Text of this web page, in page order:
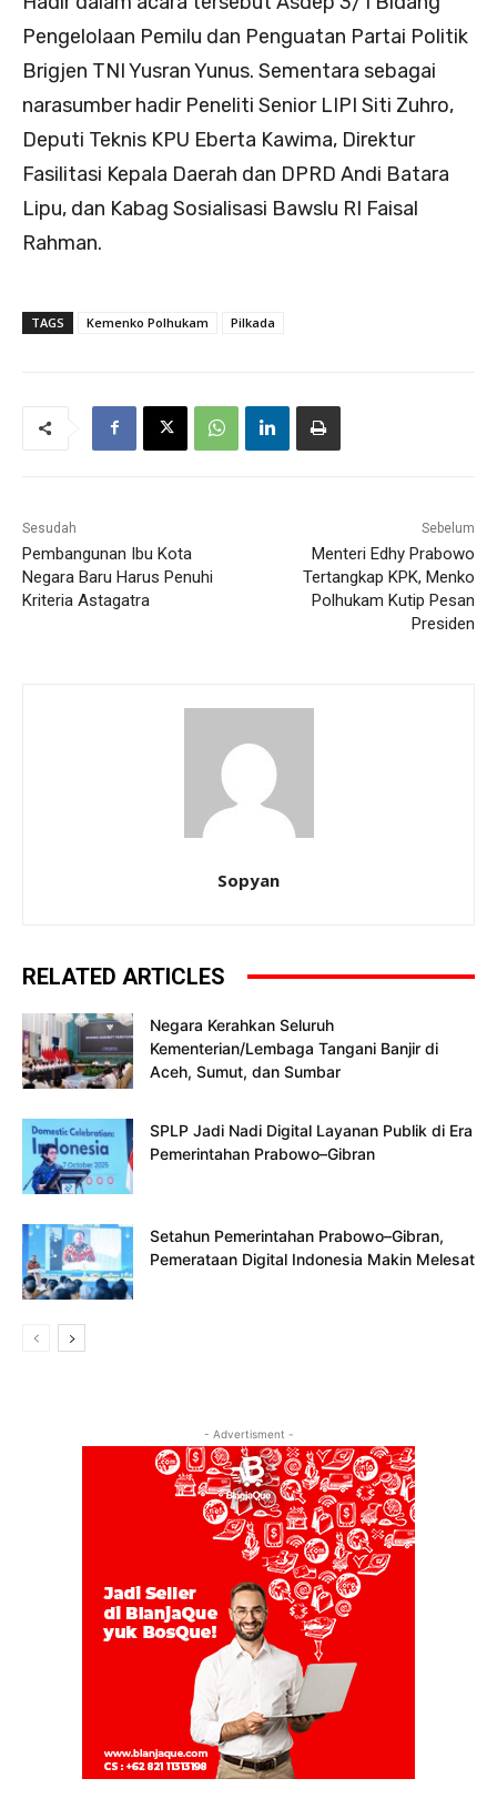
Pengelolaan Pemilu dan Penguatan Partai Politik
Brigjen TNI Yusran Yunus. Sementara sebagai
narasumber hadir Peneliti Senior LIPI Siti Zuhro,
Deputi Teknis KPU Eberta Kawima, Direktur
Fasilitasi Kepala Daerah dan DPRD Andi Batara
Lipu, dan Kabag Sosialisasi Bawslu RI Faisal
Rahman.
TAGS Kemenko Polhukam Pilkada
Sesudah
Pembangunan Ibu Kota
Negara Baru Harus Penuhi
Kriteria Astagatra
Sebelum
Menteri Edhy Prabowo
Tertangkap KPK, Menko
Polhukam Kutip Pesan
Presiden
Sopyan
RELATED ARTICLES
Negara Kerahkan Seluruh
Kementerian/Lembaga Tangani Banjir di
Aceh, Sumut, dan Sumbar
SPLP Jadi Nadi Digital Layanan Publik di Era
Pemerintahan Prabowo–Gibran
Setahun Pemerintahan Prabowo–Gibran,
Pemerataan Digital Indonesia Makin Melesat
- Advertisment -